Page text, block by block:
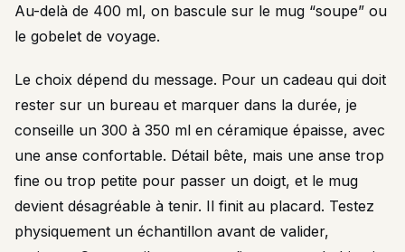
Au-delà de 400 ml, on bascule sur le mug “soupe” ou
le gobelet de voyage.
Le choix dépend du message. Pour un cadeau qui doit
rester sur un bureau et marquer dans la durée, je
conseille un 300 à 350 ml en céramique épaisse, avec
une anse confortable. Détail bête, mais une anse trop
fine ou trop petite pour passer un doigt, et le mug
devient désagréable à tenir. Il finit au placard. Testez
physiquement un échantillon avant de valider,